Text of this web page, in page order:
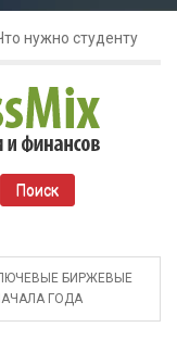
нужно студенту
для
инструменты для
Курсовые колебания:
БИРЖЕВЫЕ
ГОДА